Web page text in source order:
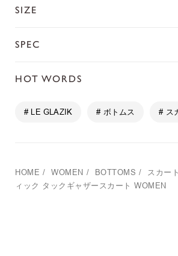
SIZE
SPEC
HOT WORDS
# LE GLAZIK # ボトムス # ス
HOME / WOMEN / BOTTOMS / スカート
ィック タックギャザースカート WOMEN